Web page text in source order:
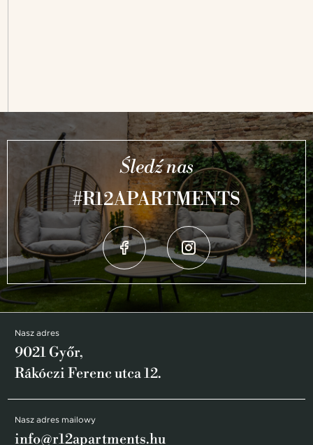
Śledź nas
#R12APARTMENTS
Nasz adres
9021 Győr,
Rákóczi Ferenc utca 12.
Nasz adres mailowy
info@r12apartments.hu